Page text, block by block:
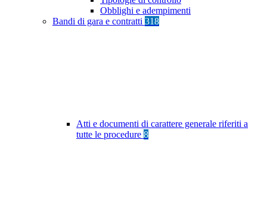
Obblighi e adempimenti
Bandi di gara e contratti 318
Atti e documenti di carattere generale riferiti a
tutte le procedure 8